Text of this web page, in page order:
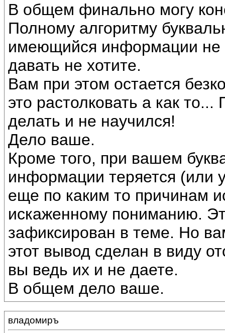
В общем финально могу
Полному алгоритму
имеющийся информации не
давать не хотите.
Вам при этом остается
это растолковать а как
делать и не научился!
Дело ваше.
Кроме того, при вашем
информации теряется (или
еще по каким то причинам
искаженному пониманию.
зафиксирован в теме. Но
этот вывод сделан в виду
вы ведь их и не даете.
В общем дело ваше.
владомиръ